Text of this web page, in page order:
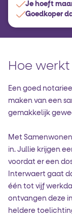
Je hoeft
Goedkoper
Hoe werkt
Een goed
maken van een
gemakkelijk
Met
in. Jullie krijgen
voordat er een
Interwaert gaat
één tot vijf
ontvangen deze
heldere